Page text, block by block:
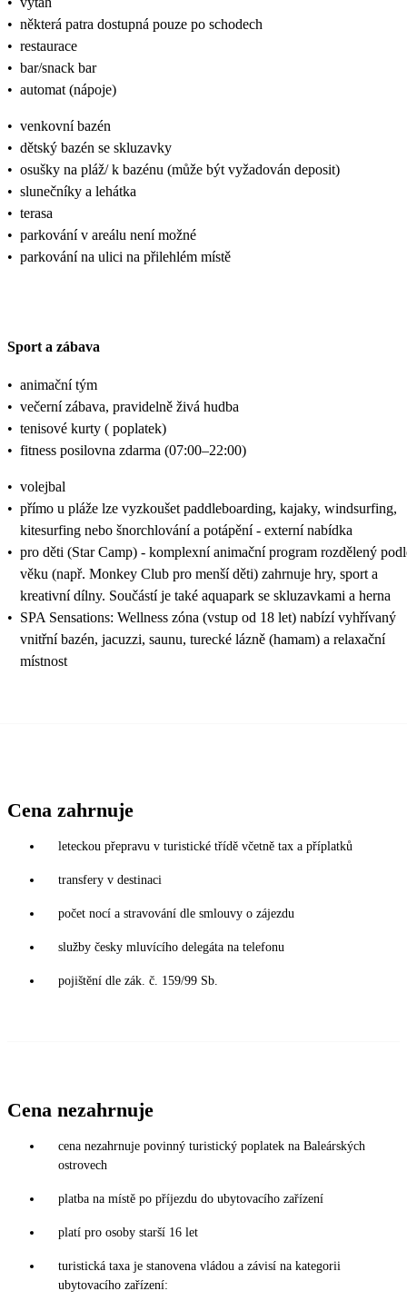
• některá patra dostupná pouze po schodech
• restaurace
• bar/snack bar
• automat (nápoje)
• venkovní bazén
• dětský bazén se skluzavky
• osušky na pláž/ k bazénu (může být vyžadován deposit)
• slunečníky a lehátka
• terasa
• parkování v areálu není možné
• parkování na ulici na přilehlém místě
Sport a zábava
• animační tým
• večerní zábava, pravidelně živá hudba
• tenisové kurty ( poplatek)
• fitness posilovna zdarma (07:00–22:00)
• volejbal
• přímo u pláže lze vyzkoušet paddleboarding, kajaky, windsurfing,
kitesurfing nebo šnorchlování a potápění - externí nabídka
• pro děti (Star Camp) - komplexní animační program rozdělený
věku (např. Monkey Club pro menší děti) zahrnuje hry, sport a
kreativní dílny. Součástí je také aquapark se skluzavkami a herna
• SPA Sensations: Wellness zóna (vstup od 18 let) nabízí vyhřívaný
vnitřní bazén, jacuzzi, saunu, turecké lázně (hamam) a relaxační
místnost
Cena zahrnuje
leteckou přepravu v turistické třídě včetně tax a příplatků
transfery v destinaci
počet nocí a stravování dle smlouvy o zájezdu
služby česky mluvícího delegáta na telefonu
pojištění dle zák. č. 159/99 Sb.
Cena nezahrnuje
cena nezahrnuje povinný turistický poplatek na Baleárských
ostrovech
platba na místě po příjezdu do ubytovacího zařízení
platí pro osoby starší 16 let
turistická taxa je stanovena vládou a závisí na kategorii
ubytovacího zařízení: